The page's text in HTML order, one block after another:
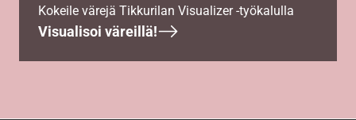
Kokeile värejä Tikkurilan Visualizer -työkalulla
Visualisoi väreillä!